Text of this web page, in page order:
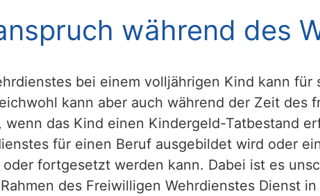
während des
bei einem volljährigen Kind kann für
kann aber auch während der Zeit des
das Kind einen Kindergeld-Tatbestand
für einen Beruf ausgebildet wird oder
fortgesetzt werden kann. Dabei ist es
des Freiwilligen Wehrdienstes Dienst